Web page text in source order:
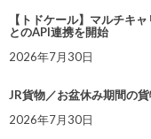
【トドケール】マルチキ
とのAPI連携を開始
2026年7月30日
JR貨物／お盆休み期間の
2026年7月30日